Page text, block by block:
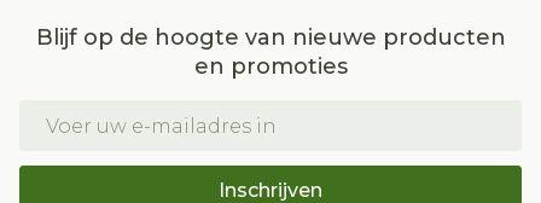
Blijf op de hoogte van nieuwe producten
en promoties
Inschrijven